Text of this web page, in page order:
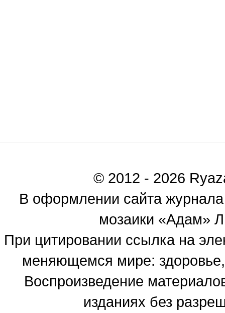
© 2012 - 2026
В оформлении сайта
мозаики «Адам»
При цитировании ссылка на
меняющемся мире: здоровье,
Воспроизведение
изданиях без